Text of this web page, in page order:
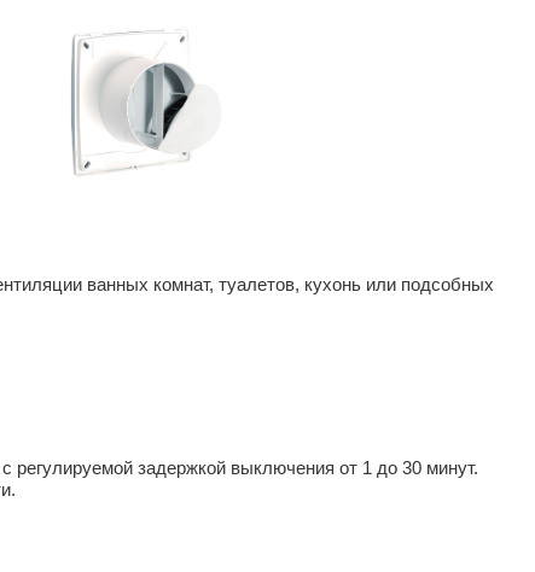
ванных комнат, туалетов, кухонь или подсобных
задержкой выключения от 1 до 30 минут.